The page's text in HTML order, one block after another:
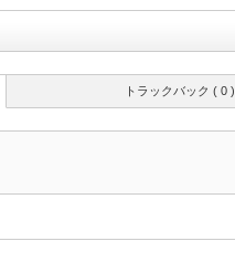
トラックバック ( 0 )